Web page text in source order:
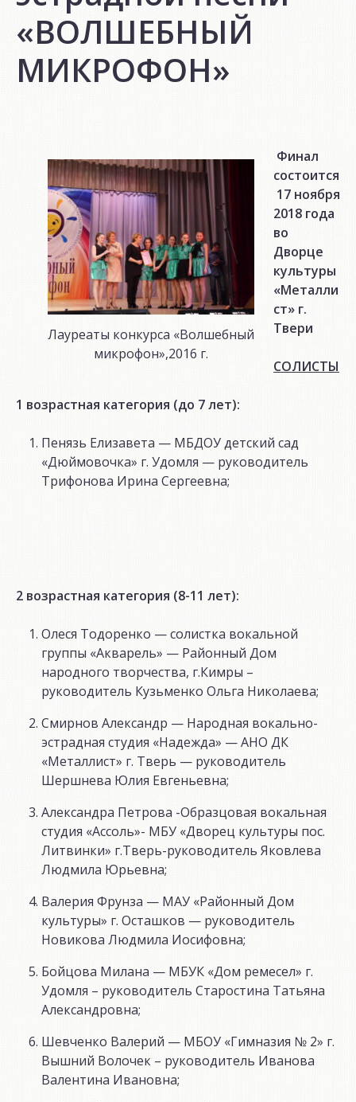
«ВОЛШЕБНЫЙ
МИКРОФОН»
Лауреаты конкурса «Волшебный
микрофон»,2016 г.
Финал
состоится
17 ноября
2018 года
во
Дворце
культуры
«Металли
ст» г.
Твери
СОЛИСТЫ
1 возрастная категория (до 7 лет):
Пенязь Елизавета — МБДОУ детский сад
«Дюймовочка» г. Удомля — руководитель
Трифонова Ирина Сергеевна;
2 возрастная категория (8-11 лет):
Олеся Тодоренко — солистка вокальной
группы «Акварель» — Районный Дом
народного творчества, г.Кимры –
руководитель Кузьменко Ольга Николаева;
Смирнов Александр — Народная вокально-
эстрадная студия «Надежда» — АНО ДК
«Металлист» г. Тверь — руководитель
Шершнева Юлия Евгеньевна;
Александра Петрова -Образцовая вокальная
студия «Ассоль»- МБУ «Дворец культуры пос.
Литвинки» г.Тверь-руководитель Яковлева
Людмила Юрьевна;
Валерия Фрунза — МАУ «Районный Дом
культуры» г. Осташков — руководитель
Новикова Людмила Иосифовна;
Бойцова Милана — МБУК «Дом ремесел» г.
Удомля – руководитель Старостина Татьяна
Александровна;
Шевченко Валерий — МБОУ «Гимназия № 2» г.
Вышний Волочек – руководитель Иванова
Валентина Ивановна;